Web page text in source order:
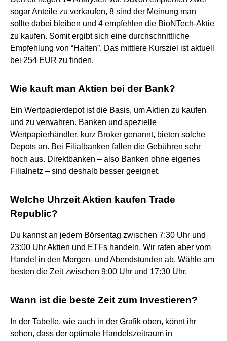
sogar Anteile zu verkaufen, 8 sind der Meinung man
sollte dabei bleiben und 4 empfehlen die BioNTech-Aktie
zu kaufen. Somit ergibt sich eine durchschnittliche
Empfehlung von “Halten”. Das mittlere Kursziel ist aktuell
bei 254 EUR zu finden.
Wie kauft man Aktien bei der Bank?
Ein Wertpapierdepot ist die Basis, um Aktien zu kaufen
und zu verwahren. Banken und spezielle
Wertpapierhändler, kurz Broker genannt, bieten solche
Depots an. Bei Filialbanken fallen die Gebühren sehr
hoch aus. Direktbanken – also Banken ohne eigenes
Filialnetz – sind deshalb besser geeignet.
Welche Uhrzeit Aktien kaufen Trade
Republic?
Du kannst an jedem Börsentag zwischen 7:30 Uhr und
23:00 Uhr Aktien und ETFs handeln. Wir raten aber vom
Handel in den Morgen- und Abendstunden ab. Wähle am
besten die Zeit zwischen 9:00 Uhr und 17:30 Uhr.
Wann ist die beste Zeit zum Investieren?
In der Tabelle, wie auch in der Grafik oben, könnt ihr
sehen, dass der optimale Handelszeitraum in